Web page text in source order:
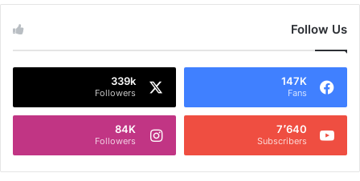
Follow Us
147K
Fans
339k
Followers
7٬640
Subscribers
84K
Followers